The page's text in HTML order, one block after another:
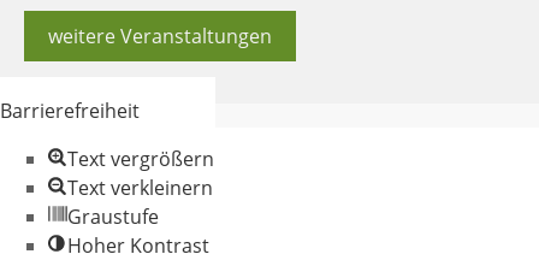
weitere Veranstaltungen
Barrierefreiheit
Text vergrößern
Text verkleinern
Graustufe
Hoher Kontrast